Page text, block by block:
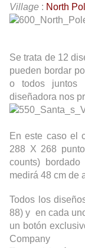
Village : North
Se trata de 12
pueden bordar
o todos
diseñadora nos
En este caso el
288 X 268
counts)
medirá 48 cm de
Todos los
88) y en cada
un botón
Company